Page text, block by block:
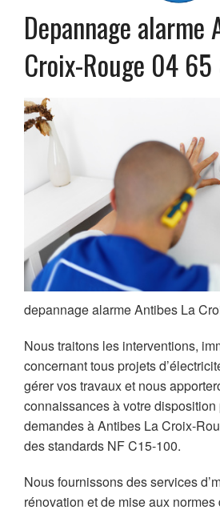
Chauffe-Eau
SERRURERIE
Portail
VITRERIE
PLOMBERIE
Recherche de fuite d’eau
REALISATIONS
AVIS
Depannage alarme
Croix-Rouge 04
depannage alarme Antibes La
Nous traitons les interventions,
concernant tous projets
gérer vos travaux et nous
connaissances à votre
demandes à Antibes La Croix-
des standards NF C15-100.
Nous fournissons des services
rénovation et de mise aux